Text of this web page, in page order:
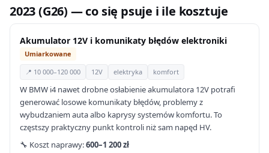
2023 (G26) — co się psuje i ile kosztuje
Akumulator 12V i komunikaty błędów elektroniki
Umiarkowane
📍 10 000–120 000
12V elektryka komfort
W BMW i4 nawet drobne osłabienie akumulatora 12V potrafi
generować losowe komunikaty błędów, problemy z
wybudzaniem auta albo kaprysy systemów komfortu. To
częstszy praktyczny punkt kontroli niż sam napęd HV.
🔧 Koszt naprawy:600–1 200 zł